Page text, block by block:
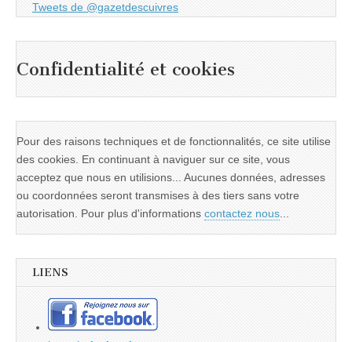
Tweets de @gazetdescuivres
Confidentialité et cookies
Pour des raisons techniques et de fonctionnalités, ce site utilise
des cookies. En continuant à naviguer sur ce site, vous
acceptez que nous en utilisions... Aucunes données, adresses
ou coordonnées seront transmises à des tiers sans votre
autorisation. Pour plus d'informations contactez nous...
LIENS